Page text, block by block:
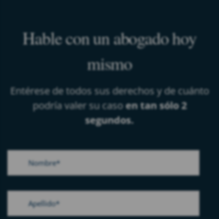
Hable con un abogado hoy
mismo
Entérese de todos sus derechos y de cuánto
podría valer su casoen tan sólo 2
segundos.